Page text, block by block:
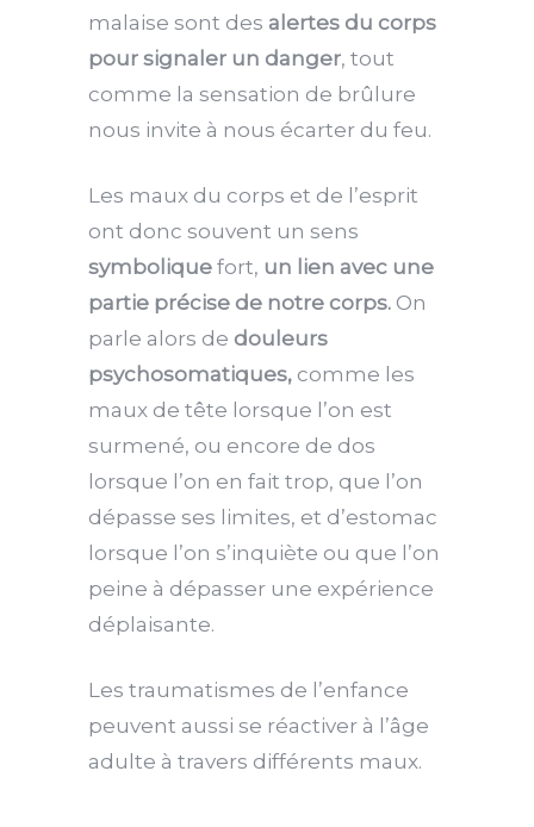
malaise sont des alertes du corps
pour signaler un danger, tout
comme la sensation de brûlure
nous invite à nous écarter du feu.
Les maux du corps et de l’esprit
ont donc souvent un sens
symbolique fort, un lien avec une
partie précise de notre corps. On
parle alors de douleurs
psychosomatiques, comme les
maux de tête lorsque l’on est
surmené, ou encore de dos
lorsque l’on en fait trop, que l’on
dépasse ses limites, et d’estomac
lorsque l’on s’inquiète ou que l’on
peine à dépasser une expérience
déplaisante.
Les traumatismes de l’enfance
peuvent aussi se réactiver à l’âge
adulte à travers différents maux.